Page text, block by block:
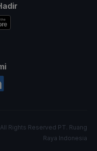
Rights Reserved PT. Ruang
Raya Indonesia